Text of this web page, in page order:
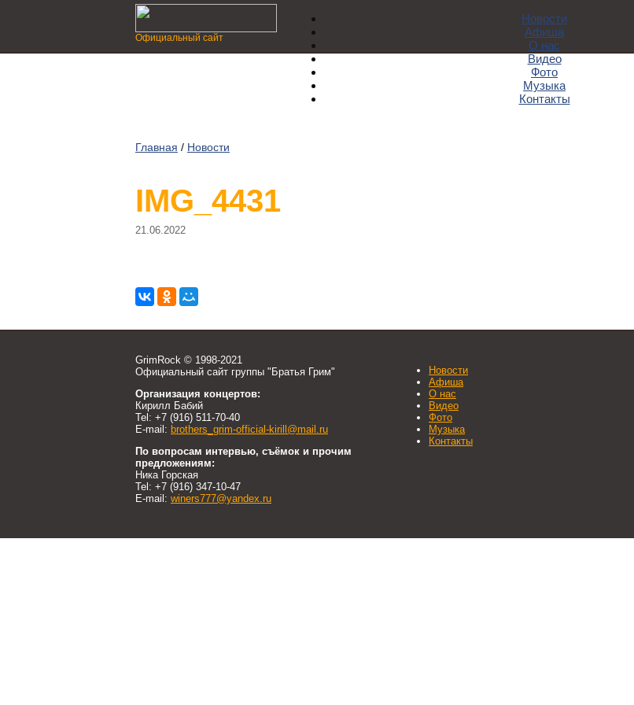
Официальный сайт
Новости
Афиша
О нас
Видео
Фото
Музыка
Контакты
Главная / Новости
IMG_4431
21.06.2022
GrimRock © 1998-2021
Официальный сайт группы "Братья Грим"
Организация концертов:
Кирилл Бабий
Tel: +7 (916) 511-70-40
E-mail: brothers_grim-official-kirill@mail.ru
По вопросам интервью, съёмок и прочим
предложениям:
Ника Горская
Tel: +7 (916) 347-10-47
E-mail: winers777@yandex.ru
Новости
Афиша
О нас
Видео
Фото
Музыка
Контакты